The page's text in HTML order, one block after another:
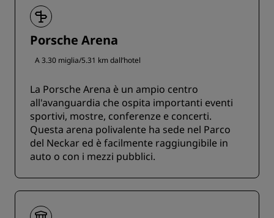
Porsche Arena
A 3.30 miglia/5.31 km dall’hotel
La Porsche Arena è un ampio centro
all'avanguardia che ospita importanti eventi
sportivi, mostre, conferenze e concerti.
Questa arena polivalente ha sede nel Parco
del Neckar ed è facilmente raggiungibile in
auto o con i mezzi pubblici.